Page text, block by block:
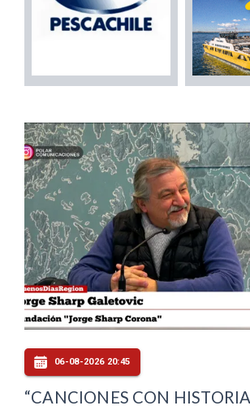
06-08-2026 20:45
“CANCIONES CON